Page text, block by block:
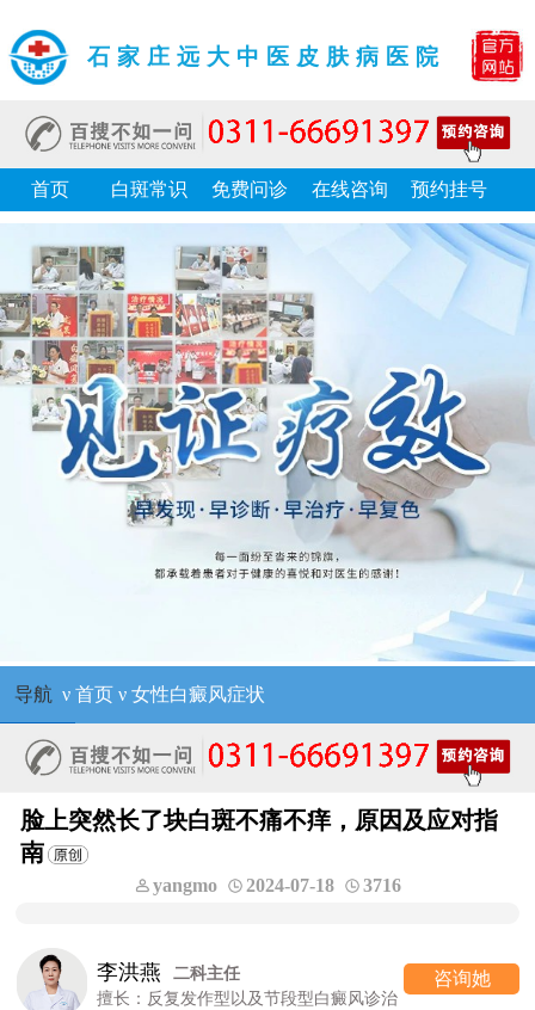
石家庄远大中医皮肤病医院
首页 白斑常识 免费问诊 在线咨询 预约挂号
导航 ν 首页ν 女性白癜风症状
脸上突然长了块白斑不痛不痒，原因及应对指
南
yangmo 2024-07-18 3716
型白癜风诊治
咨询她 高 霞
七科主任
擅长：女性/颜面型白癜